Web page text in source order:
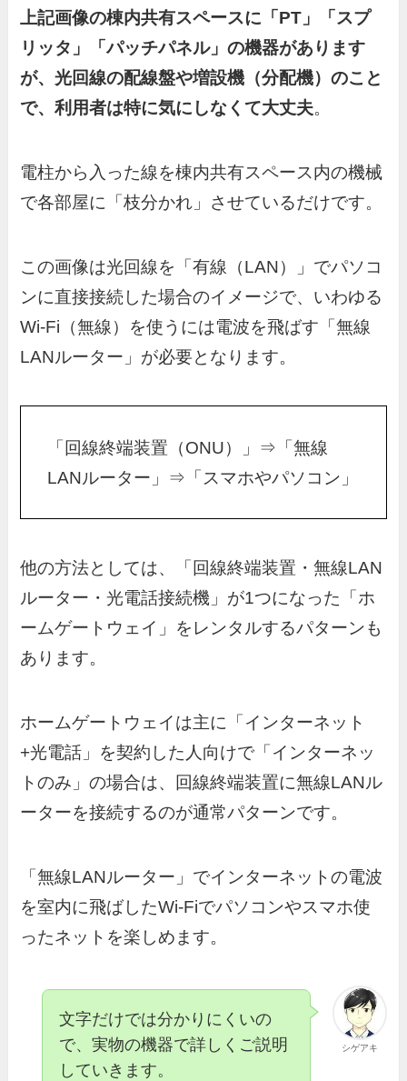
上記画像の棟内共有スペースに「PT」「スプ
リッタ」「パッチパネル」の機器があります
が、光回線の配線盤や増設機（分配機）のこと
で、利用者は特に気にしなくて大丈夫。
電柱から入った線を棟内共有スペース内の機械
で各部屋に「枝分かれ」させているだけです。
この画像は光回線を「有線（LAN）」でパソコ
ンに直接接続した場合のイメージで、いわゆる
Wi-Fi（無線）を使うには電波を飛ばす「無線
LANルーター」が必要となります。
「回線終端装置（ONU）」⇒「無線
LANルーター」⇒「スマホやパソコン」
他の方法としては、「回線終端装置・無線LAN
ルーター・光電話接続機」が1つになった「ホ
ームゲートウェイ」をレンタルするパターンも
あります。
ホームゲートウェイは主に「インターネット
+光電話」を契約した人向けで「インターネッ
トのみ」の場合は、回線終端装置に無線LANル
ーターを接続するのが通常パターンです。
「無線LANルーター」でインターネットの電波
を室内に飛ばしたWi-Fiでパソコンやスマホ使
ったネットを楽しめます。
シゲアキ
文字だけでは分かりにくいの
で、実物の機器で詳しくご説明
していきます。